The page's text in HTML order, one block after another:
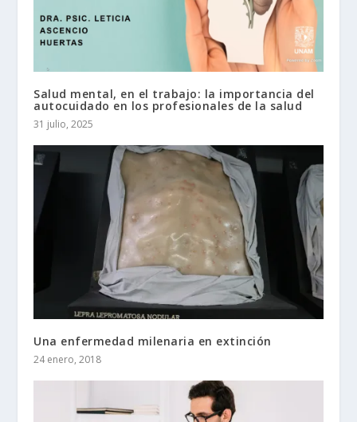
Salud mental, en el trabajo: la importancia del
autocuidado en los profesionales de la salud
31 julio, 2025
Una enfermedad milenaria en extinción
24 enero, 2018